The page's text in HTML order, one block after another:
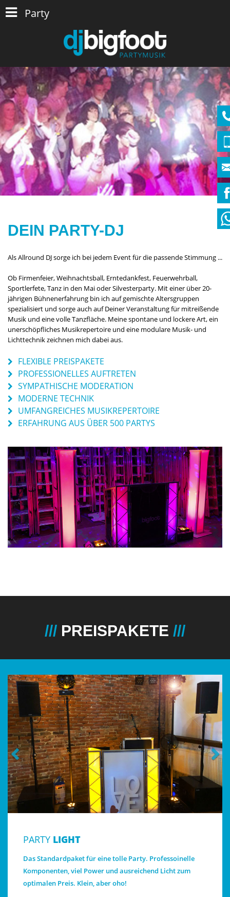
Party
DEIN PARTY-DJ
Als Allround DJ sorge ich bei jedem Event für die passende Stimmung ...
Ob Firmenfeier, Weihnachtsball, Erntedankfest, Feuerwehrball,
Sportlerfete, Tanz in den Mai oder Silvesterparty. Mit einer über 20-
jährigen Bühnenerfahrung bin ich auf gemischte Altersgruppen
spezialisiert und sorge auch auf Deiner Veranstaltung für mitreißende
Musik und eine volle Tanzfläche. Meine spontane und lockere Art, ein
unerschöpfliches Musikrepertoire und eine modulare Musik- und
Lichttechnik zeichnen mich dabei aus.
FLEXIBLE PREISPAKETE
PROFESSIONELLES AUFTRETEN
SYMPATHISCHE MODERATION
MODERNE TECHNIK
UMFANGREICHES MUSIKREPERTOIRE
ERFAHRUNG AUS ÜBER 500 PARTYS
PREISPAKETE
PARTY LIGHT
Das Standardpaket für eine tolle Party. Professoinelle
Komponenten, viel Power und ausreichend Licht zum
optimalen Preis. Klein, aber oho!